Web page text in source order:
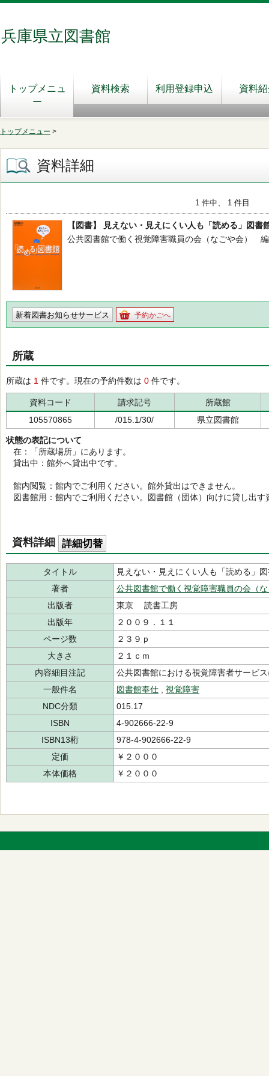
兵庫県立図書館
トップメニュ
ー
資料検索 利用登録申込 資料
トップメニュー >
資料詳細
1 件中、 1 件目
【図書】 見えない・見えにくい人も「読める」図書
公共図書館で働く視覚障害職員の会（なごや会）
新着図書お知らせサービス 予約かごへ
所蔵
所蔵は 1 件です。現在の予約件数は 0 件です。
資料コード 請求記号
所蔵館
105570865
/015.1/30/ 県立図書館
状態の表記について
在：「所蔵場所」にあります。
貸出中：館外へ貸出中です。
館内閲覧：館内でご利用ください。館外貸出はできません。
図書館用：館内でご利用ください。図書館（団体）向けに貸し出す
資料詳細 詳細切替
タイトル
見えない・見えにくい人も「読める」
著者
公共図書館で働く視覚障害職員の会（
出版者
東京 読書工房
出版年
２００９．１１
ページ数
２３９ｐ
大きさ
２１ｃｍ
内容細目注記
公共図書館における視覚障害者サービ
一般件名
図書館奉仕
視覚障害
NDC分類
015.17
ISBN
4-902666-22-9
ISBN13桁
978-4-902666-22-9
定価
￥２０００
本体価格
￥２０００